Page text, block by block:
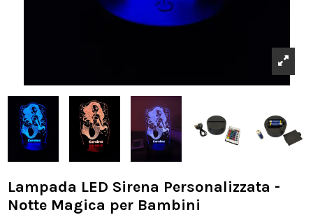
Lampada LED Sirena Personalizzata -
Notte Magica per Bambini